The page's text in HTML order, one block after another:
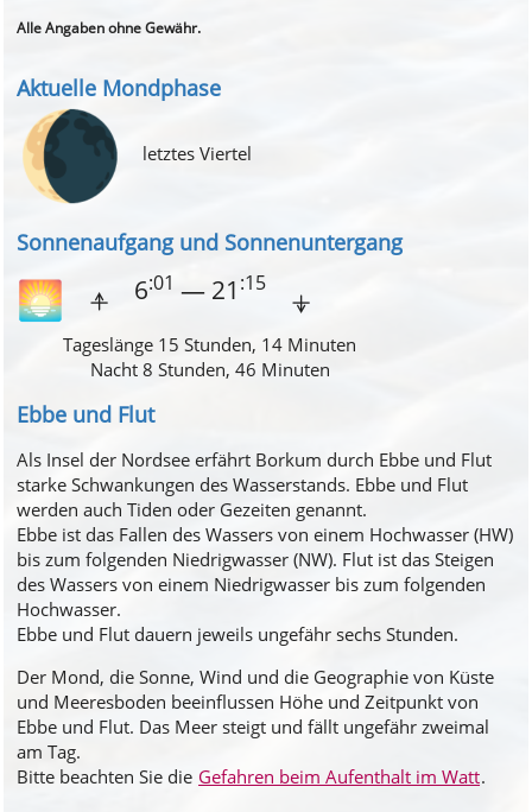
Alle Angaben ohne Gewähr.
Aktuelle Mondphase
🌘 letztes Viertel
Sonnenaufgang und Sonnenuntergang
🌅 ⍏ 6:01 — 21 :15 ⍖
Tageslänge 15 Stunden, 14 Minuten
Nacht 8 Stunden, 46 Minuten
Ebbe und Flut
Als Insel der Nordsee erfährt Borkum durch Ebbe und Flut
starke Schwankungen des Wasserstands. Ebbe und Flut
werden auch Tiden oder Gezeiten genannt.
Ebbe ist das Fallen des Wassers von einem Hochwasser (HW)
bis zum folgenden Niedrigwasser (NW). Flut ist das Steigen
des Wassers von einem Niedrigwasser bis zum folgenden
Hochwasser.
Ebbe und Flut dauern jeweils ungefähr sechs Stunden.
Der Mond, die Sonne, Wind und die Geographie von Küste
und Meeresboden beeinflussen Höhe und Zeitpunkt von
Ebbe und Flut. Das Meer steigt und fällt ungefähr zweimal
am Tag.
Bitte beachten Sie die Gefahren beim Aufenthalt im Watt.